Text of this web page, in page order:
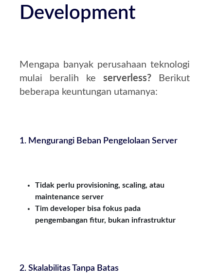
Development
Mengapa banyak perusahaan teknologi
mulai beralih ke serverless?Berikut
beberapa keuntungan utamanya:
1. Mengurangi Beban Pengelolaan Server
Tidak perlu provisioning, scaling, atau
maintenance server
Tim developer bisa fokus pada
pengembangan fitur, bukan infrastruktur
2. Skalabilitas Tanpa Batas